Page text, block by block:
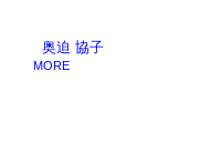
奥迫 協子
MORE